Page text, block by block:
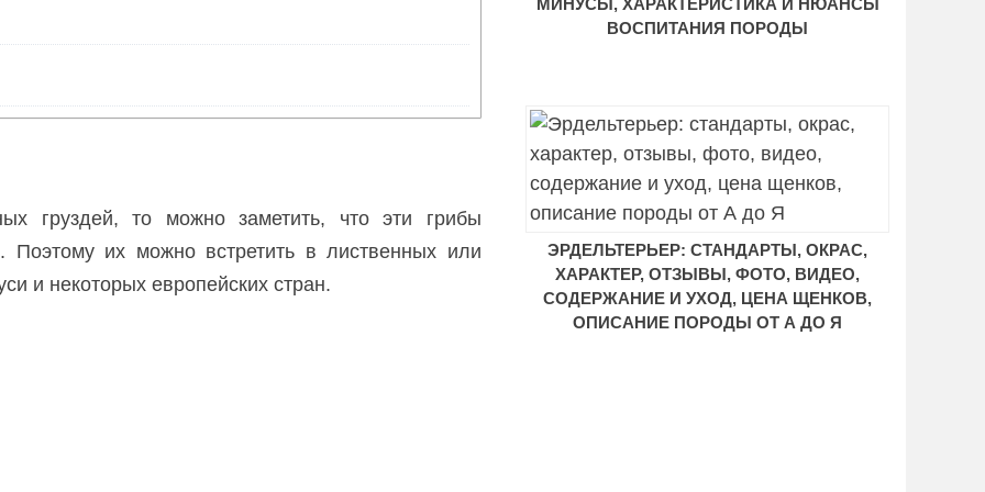
груздей, то можно заметить, что эти грибы
Поэтому их можно встретить в лиственных или
и некоторых европейских стран.
МИНУСЫ, ХАРАКТЕРИСТИКА И НЮАНСЫ
ВОСПИТАНИЯ ПОРОДЫ
ЭРДЕЛЬТЕРЬЕР: СТАНДАРТЫ, ОКРАС,
ХАРАКТЕР, ОТЗЫВЫ, ФОТО, ВИДЕО,
СОДЕРЖАНИЕ И УХОД, ЦЕНА ЩЕНКОВ,
ОПИСАНИЕ ПОРОДЫ ОТ А ДО Я